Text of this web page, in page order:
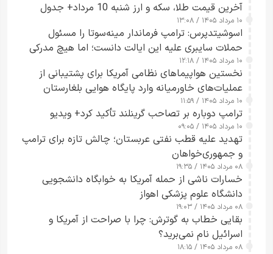
آخرین قیمت طلا، سکه و ارز شنبه 10 مرداد+ جدول
۱۰ مرداد ۱۴۰۵ / ۱۳:۰۸
اسوشیتدپرس: ترامپ فرماندار مینه‌سوتا را مسئول
حملات سایبری علیه این ایالت دانست؛ اما هیچ مدرکی
ارائه نکرد
۱۰ مرداد ۱۴۰۵ / ۱۲:۱۸
نخستین هواپیماهای نظامی آمریکا برای پشتیبانی از
عملیات‌های خاورمیانه وارد پایگاه هوایی بلغارستان
شدند
۱۰ مرداد ۱۴۰۵ / ۱۱:۵۹
ترامپ دوباره بر تصاحب گرینلند تأکید کرد+ ویدیو
۱۰ مرداد ۱۴۰۵ / ۰۹:۰۵
تهدید علیه قطب نفتی عربستان؛ چالش تازه برای ترامپ
و جمهوری‌خواهان
۰۸ مرداد ۱۴۰۵ / ۱۹:۳۵
خسارات ناشی از حمله آمریکا به خوابگاه دانشجویی
دانشگاه علوم پزشکی اهواز
۰۸ مرداد ۱۴۰۵ / ۱۹:۰۳
بقایی خطاب به گوترش: چرا با صراحت از آمریکا و
اسرائیل نام نمی‌برید؟
۰۸ مرداد ۱۴۰۵ / ۱۸:۱۵